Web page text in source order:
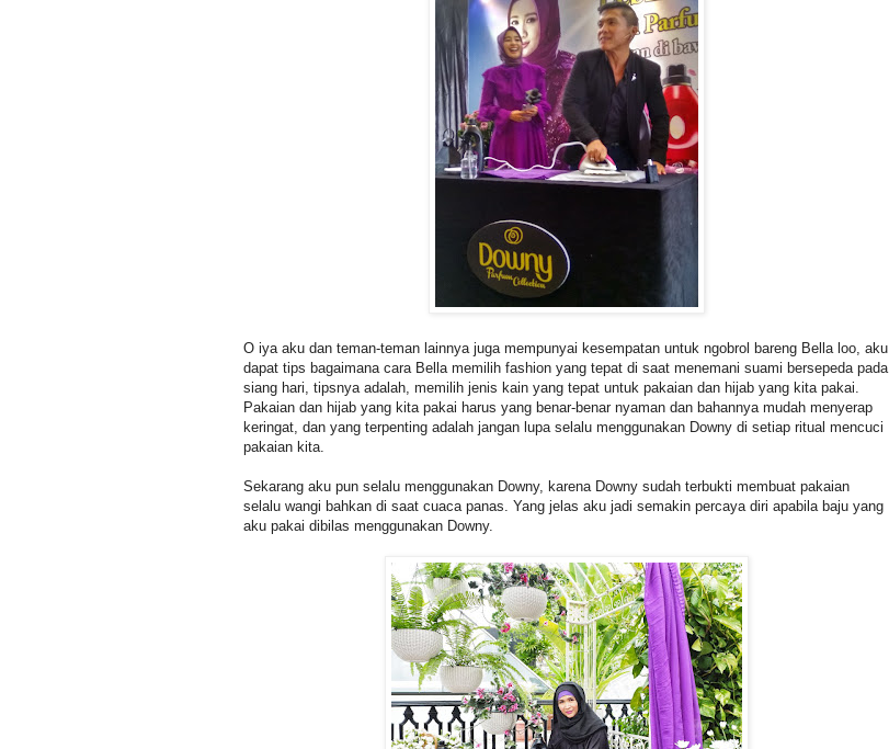
O iya aku dan teman-teman lainnya juga mempunyai kesempatan untuk ngobrol bareng Bella loo, aku
dapat tips bagaimana cara Bella memilih fashion yang tepat di saat menemani suami bersepeda pada
siang hari, tipsnya adalah, memilih jenis kain yang tepat untuk pakaian dan hijab yang kita pakai.
Pakaian dan hijab yang kita pakai harus yang benar-benar nyaman dan bahannya mudah menyerap
keringat, dan yang terpenting adalah jangan lupa selalu menggunakan Downy di setiap ritual mencuci
pakaian kita.
Sekarang aku pun selalu menggunakan Downy, karena Downy sudah terbukti membuat pakaian
selalu wangi bahkan di saat cuaca panas. Yang jelas aku jadi semakin percaya diri apabila baju yang
aku pakai dibilas menggunakan Downy.